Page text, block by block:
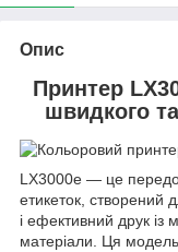
Опис
Принтер
швидкого
LX3000e — це
етикеток, створений
і ефективний друк із
матеріали. Ця